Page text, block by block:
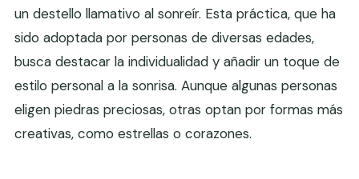
un destello llamativo al sonreír. Esta práctica, que ha
sido adoptada por personas de diversas edades,
busca destacar la individualidad y añadir un toque de
estilo personal a la sonrisa. Aunque algunas personas
eligen piedras preciosas, otras optan por formas más
creativas, como estrellas o corazones.